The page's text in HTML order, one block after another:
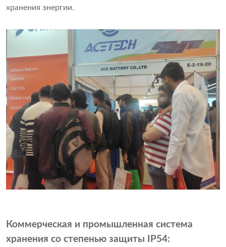
хранения энергии.
Коммерческая и промышленная система
хранения со степенью защиты IP54: